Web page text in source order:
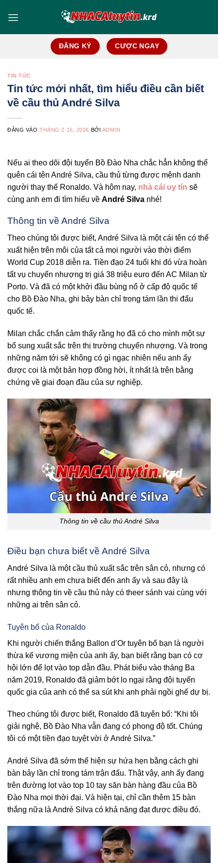
qua
ĐĂNG KÝ CƯỢC NGAY
TIN TỨC
Tin tức mới nhất, tìm hiểu điều cần biết
về cầu thủ André Silva
ĐĂNG VÀOTHÁNG 2 16, 2026 BỞI ADMIN
Nếu ai theo dõi đội tuyển Bồ Đào Nha chắc hẳn không thể
quên cái tên André Silva, cầu thủ từng được mệnh danh
người thay thế Ronaldo. Và hôm nay, nhà cái uy tín sẽ
cùng anh em đi tìm hiểu về André Silva nhé!
Thông tin về André Silva
Theo chúng tôi được biết, André Silva là một cái tên có thể
xuất hiện trên môi của tất cả mọi người vào thời điểm
World Cup 2018 diễn ra. Tiền đạo 24 tuổi khi đó vừa hoàn
tất vụ chuyển nhượng trị giá 38 triệu euro đến AC Milan từ
Porto. Và đã có một khởi đầu bùng nổ ở cấp độ quốc tế
cho Bồ Đào Nha, ghi bảy bàn chỉ trong tám lần thi đấu
quốc tế.
Milan chắc chắn cảm thấy rằng họ đã có cho mình một sự
bổ sung xuất sắc trên thị trường chuyển nhượng. Và trong
những năm tới sẽ không có gì ngạc nhiên nếu anh ấy
được coi là một bản hợp đồng hời, ít nhất là trên bằng
chứng về giai đoạn đầu của sự nghiệp.
Thông tin về cầu thủ André Silva
Điều bạn chưa biết về André Silva
André Silva là một cầu thủ xuất sắc trên sân cỏ, nhưng có
rất nhiều anh em chưa biết đến anh ấy và sau đây là
nhưng thông tin về cầu thủ này có theer sánh vai cùng với
những ai trên sân cỏ.
Tuyên bố của Ronaldo
Khi người chiến thắng Ballon d’Or tuyên bố bạn là người
thừa kế vương miện của anh ấy, bạn biết rằng bạn có cơ
hội lớn để lọt vào top dẫn đầu. Phát biểu vào tháng Ba
năm 2019, Ronaldo đã giảm bớt lo ngại rằng đội tuyển
quốc gia của anh có thể sa sút khi anh phải ngồi ghế dự bị.
Theo chúng tôi được biết, Ronaldo đã tuyên bố: “Khi tôi
giải nghệ, Bồ Đào Nha vẫn đang có phong độ tốt. Chúng
tôi có một tiền đạo tuyệt vời ở André Silva.”
André Silva đã sớm thể hiện sự hứa hẹn bằng cách ghi
bàn bảy lần chỉ trong tám trận đấu. Thật vậy, anh ấy đang
trên đường lọt vào top 10 tay săn bàn hàng đầu của Bồ
Đào Nha mọi thời đại. Và hiện tại, chỉ cần thêm 15 bàn
thắng nữa là André Silva có khả năng đạt được điều đó.